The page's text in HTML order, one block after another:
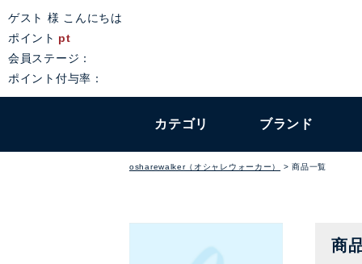
ゲスト 様 こんにちは
ポイント pt
会員ステージ：
ポイント付与率：
カテゴリ ブランド
osharewalker（オシャレウォーカー） 商品一覧
商